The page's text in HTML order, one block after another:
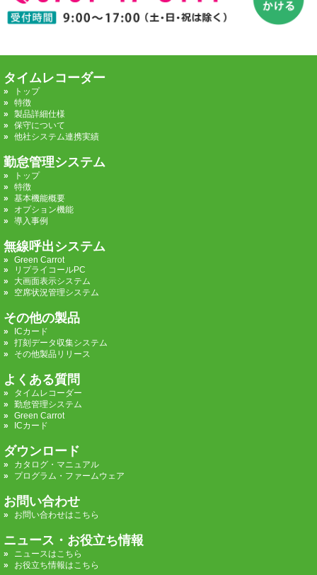
タイムレコーダー
トップ
特徴
製品詳細仕様
保守について
他社システム連携実績
勤怠管理システム
トップ
特徴
基本機能概要
オプション機能
導入事例
無線呼出システム
Green Carrot
リプライコールPC
大画面表示システム
空席状況管理システム
その他の製品
ICカード
打刻データ収集システム
その他製品リリース
よくある質問
タイムレコーダー
勤怠管理システム
Green Carrot
ICカード
ダウンロード
カタログ・マニュアル
プログラム・ファームウェア
お問い合わせ
お問い合わせはこちら
ニュース・お役立ち情報
ニュースはこちら
お役立ち情報はこちら